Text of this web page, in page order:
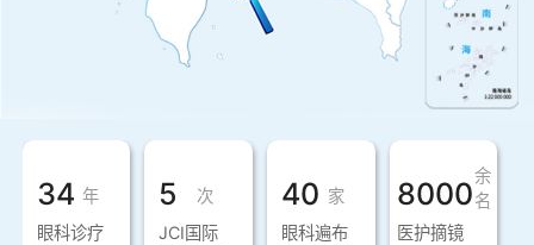
34 年
眼科诊疗
5
次
JCI国际
40 家
眼科遍布
8000
余
名
医护摘镜